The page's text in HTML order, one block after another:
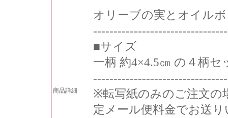
商品詳細
オリーブの実とオイル
---------------------------------
■サイズ
一柄 約4×4.5㎝ の４柄セ
---------------------------------
※転写紙のみのご注文の
定メール便料金でお送